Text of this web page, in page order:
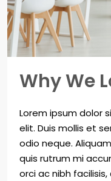
Why We
Lorem ipsum dolor
elit. Duis mollis et
odio neque.
quis rutrum mi
orci ac nibh